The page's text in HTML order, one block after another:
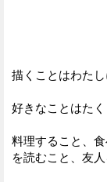
描くことはわた
好きなことはたく
料理すること、
を読むこと、友